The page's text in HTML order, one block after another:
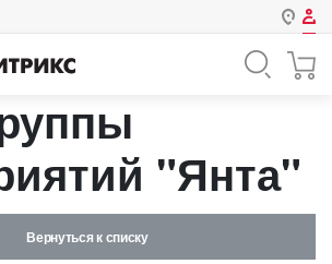
Авторизация
Логин
Пароль
"Янта"
Вернуться к списку